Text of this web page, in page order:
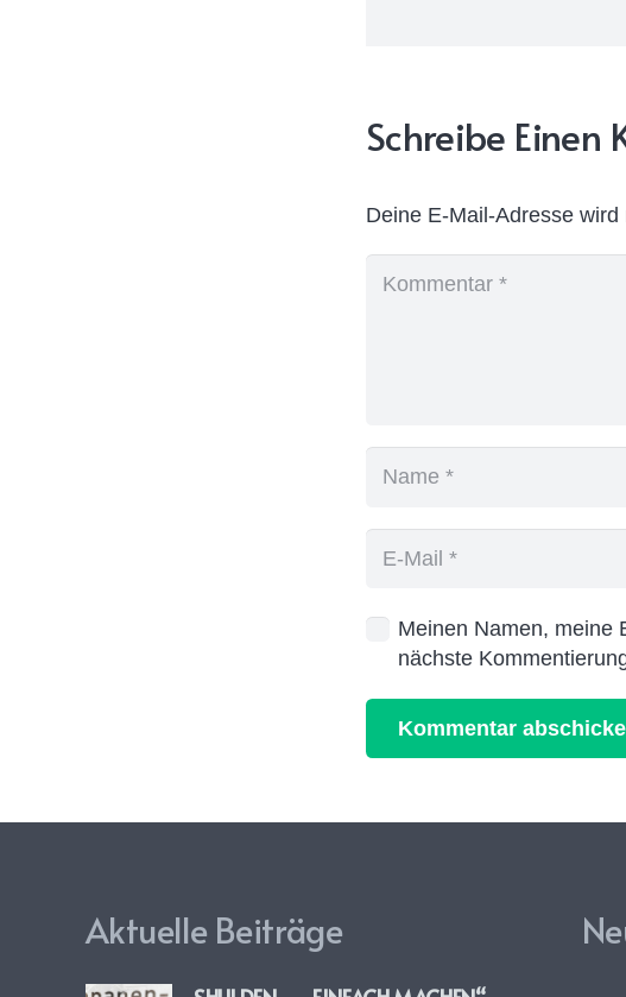
Schreibe Einen
Deine E-Mail-Adresse
Meinen Namen, meine
nächste
Kommentar
Aktuelle Beiträge